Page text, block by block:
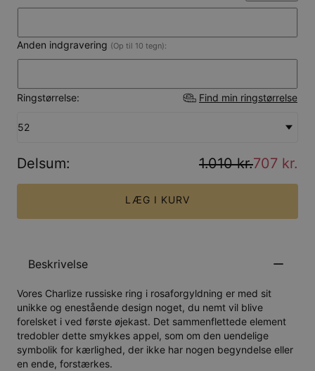
Anden indgravering (Op til 10 tegn):
Ringstørrelse: Find min ringstørrelse
52
Delsum: 1.010 kr.707 kr.
LÆG I KURV
Beskrivelse
Vores Charlize russiske ring i rosaforgyldning er med sit
unikke og enestående design noget, du nemt vil blive
forelsket i ved første øjekast. Det sammenflettede element
tredobler dette smykkes appel, som om den uendelige
symbolik for kærlighed, der ikke har nogen begyndelse eller
en ende, forstærkes.